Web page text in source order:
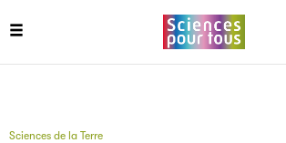
Sciences de la Terre